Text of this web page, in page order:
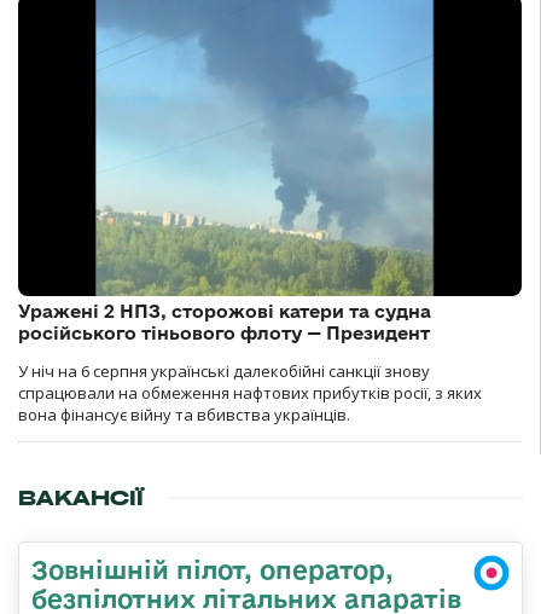
Уражені 2 НПЗ, сторожові катери та судна
російського тіньового флоту — Президент
У ніч на 6 серпня українські далекобійні санкції знову
спрацювали на обмеження нафтових прибутків росії, з яких
вона фінансує війну та вбивства українців.
ВАКАНСІЇ
Зовнішній пілот, оператор,
безпілотних літальних апаратів